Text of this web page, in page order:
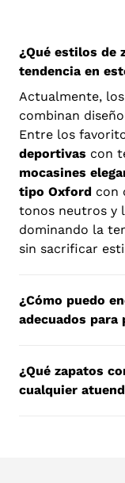
o
l
l
a
p
s
i
b
l
e
c
n
t
t
¿Qué estilos de
tendencia en
Actualmente,
combinan
Entre los
deportivas con
mocasines
tipo Oxford con
tonos neutros y
dominando la
sin sacrificar
¿Cómo puedo
adecuados para
¿Qué zapatos
cualquier